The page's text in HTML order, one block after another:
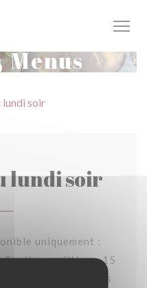
de cookies
Menus
lundi soir
lundi soir
uniquement :
Sardines grillées - 15
plancha - 18 euros